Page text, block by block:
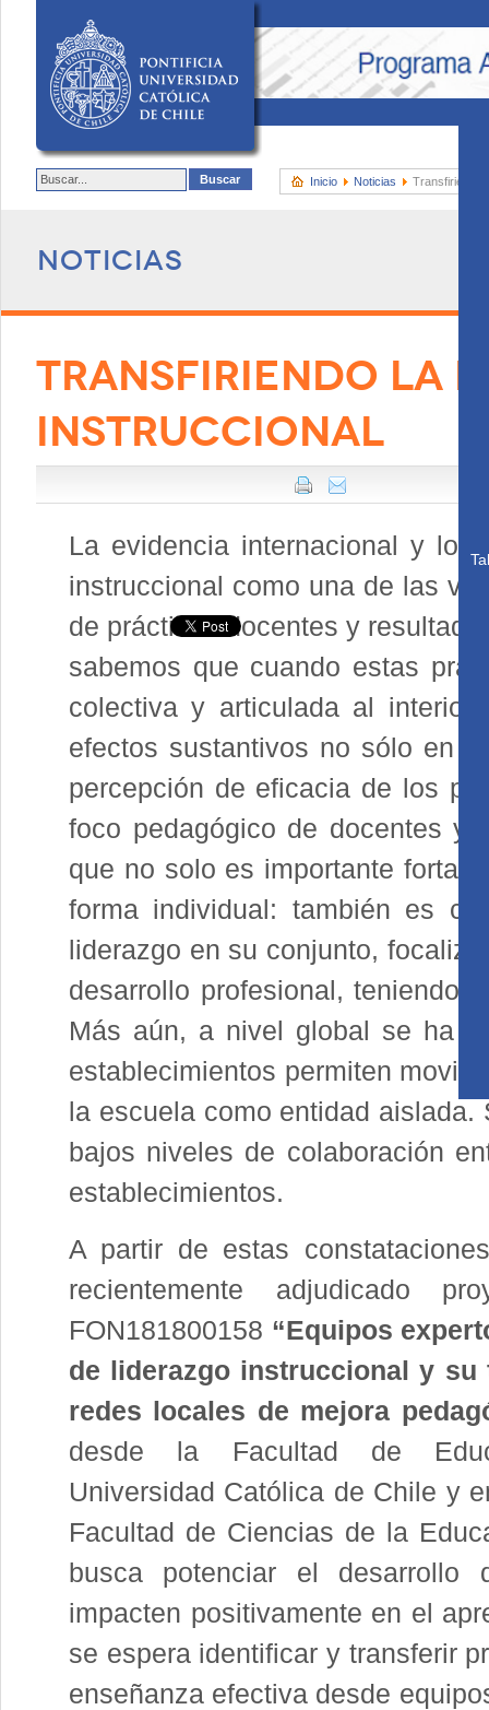
Inicio Noticias Transfiriendo
Noticias
TRANSFIRIENDO LA
INSTRUCCIONAL
La evidencia internacional y
instruccional como una de las
de prácticas docentes y
sabemos que cuando estas
colectiva y articulada al interior
efectos sustantivos no sólo en
percepción de eficacia de los
foco pedagógico de docentes y
que no solo es importante
forma individual: también es
liderazgo en su conjunto,
desarrollo profesional, teniendo
Más aún, a nivel global se ha
establecimientos permiten
la escuela como entidad
bajos niveles de colaboración
establecimientos.
A partir de estas
recientemente adjudicado
FON181800158 “Equipos
de liderazgo instruccional y su
redes locales de mejora
desde la Facultad de
Universidad Católica de Chile y
Facultad de Ciencias de la
busca potenciar el desarrollo
impacten positivamente en el
se espera identificar y transferir
enseñanza efectiva desde